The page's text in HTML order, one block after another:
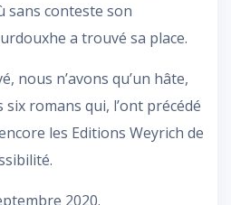
sans conteste son
a trouvé sa place.
nous n’avons qu’un hâte,
romans qui, l’ont précédé
les Editions Weyrich de
2020.